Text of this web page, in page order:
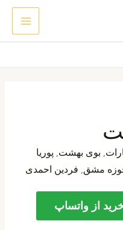
, بوی بهشت, پوریا
مشق, فردین احمدی
از واتساپ